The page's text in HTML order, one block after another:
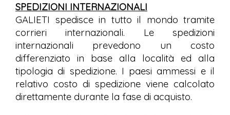
SPEDIZIONI INTERNAZIONALI
GALIETI spedisce in tutto il mondo tramite
corrieri internazionali. Le spedizioni
internazionali prevedono un costo
differenziato in base alla località ed alla
tipologia di spedizione. I paesi ammessi e il
relativo costo di spedizione viene calcolato
direttamente durante la fase di acquisto.